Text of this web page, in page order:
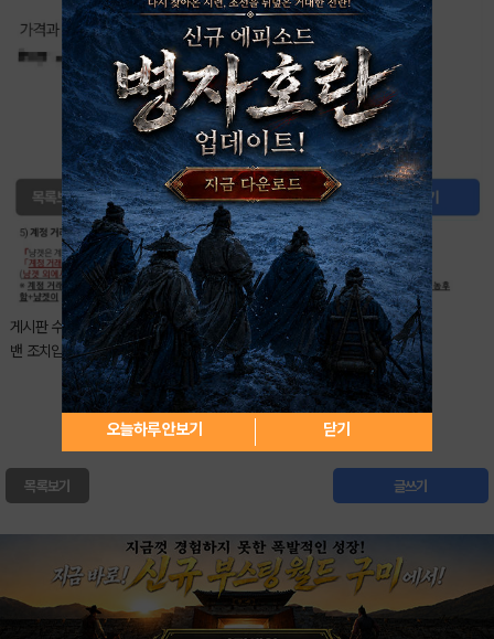
게시판 수칙 3-5 '계정 거래 및 교환 금지' 위반으로
밴 조치입니다.
1 북마크
목록보기 글쓰기
오늘하루 안보기 닫기